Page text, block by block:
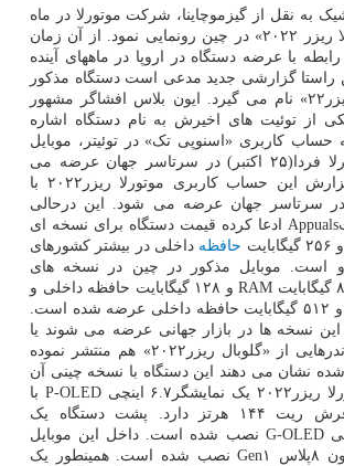
به نقل از گیزموچاینا، شرکت موتورلا در ماه
آگوست از «موتورلا ریزر ۲۰۲۲» در چین رونمایی نمود. از آن زمان
با عرضه دستگاه در اروپا در ماههای آینده
راستا گزارشی جدید مدعی است دستگاه مذکور
در بازار جهانی «ریزر۲۲» نام می گیرد. ایون بلاس افشاگر مشهور
از توئیت های اخیرش به نام دستگاه اشاره
حساب کاربری «اسنوپی تک» در توئیتر، موبایل
صدفی شکل موتورلا فردا(۲۵ اکتبر) در سرتاسر جهان عرضه می
شود. بر اساس گزارش این حساب کاربری موتورلا ریزر۲۰۲۲ با
دلار در سرتاسر جهان عرضه می شود. این درحالی
است که وب سایتAppuals ادعا کرده قیمت دستگاه برای نسخه ای
حافظه داخلی در بیشتر کشورهای
۱۱۹۹ یورو است. موبایل مذکور در چین در نسخه های
مختلف دیگر مانند ۸ گیگابایت RAM و ۱۲۸ گیگابایت حافظه داخلی و
۱۲ گیگابایت RAM و ۵۱۲ گیگابایت حافظه داخلی عرضه شده است.
نسخه ها در بازار جهانی عرضه می شوند یا
خیر. هر دو منبع رندرهایی از «گلوبال ریزر۲۰۲۲» هم منتشر نموده
شده نشان می دهند این دستگاه با نسخه چینی آن
یکسان است. موتورلا ریزر۲۰۲۲ یک نمایشگر۶.۷ اینچی P-OLED با
وضوح+FHD و رفرش ریت ۱۴۴ هرتز دارد. پشت دستگاه یک
نمایشگر ۲.۹۶ اینچی G-OLED نصب شده است. داخل این موبایل
تراشه اسنپ دراگون ۸پلاس Gen۱ نصب شده است. همینطور یک